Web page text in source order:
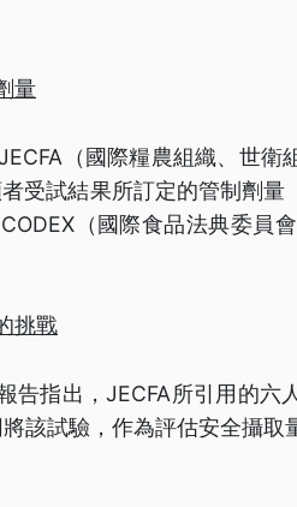
量
（國際糧農組織、世衛
受試結果所訂定的管制劑量
（國際食品法典委員
挑戰
告指出，JECFA所引用的六
該試驗，作為評估安全攝取